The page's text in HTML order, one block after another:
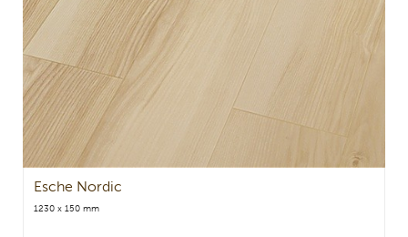
Esche Nordic
1230 x 150 mm